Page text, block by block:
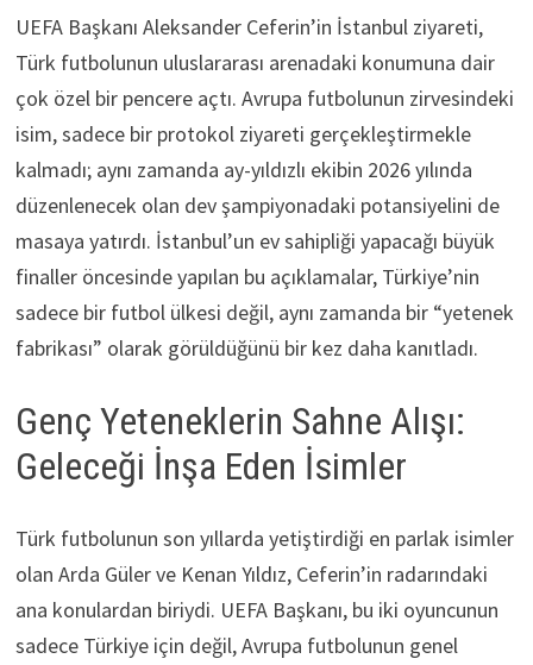
UEFA Başkanı Aleksander Ceferin’in İstanbul ziyareti,
Türk futbolunun uluslararası arenadaki konumuna dair
çok özel bir pencere açtı. Avrupa futbolunun zirvesindeki
isim, sadece bir protokol ziyareti gerçekleştirmekle
kalmadı; aynı zamanda ay-yıldızlı ekibin 2026 yılında
düzenlenecek olan dev şampiyonadaki potansiyelini de
masaya yatırdı. İstanbul’un ev sahipliği yapacağı büyük
finaller öncesinde yapılan bu açıklamalar, Türkiye’nin
sadece bir futbol ülkesi değil, aynı zamanda bir “yetenek
fabrikası” olarak görüldüğünü bir kez daha kanıtladı.
Genç Yeteneklerin Sahne Alışı:
Geleceği İnşa Eden İsimler
Türk futbolunun son yıllarda yetiştirdiği en parlak isimler
olan Arda Güler ve Kenan Yıldız, Ceferin’in radarındaki
ana konulardan biriydi. UEFA Başkanı, bu iki oyuncunun
sadece Türkiye için değil, Avrupa futbolunun genel